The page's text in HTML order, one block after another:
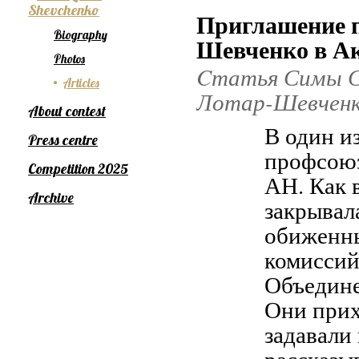
Приглашение
Шевченко в
Cтатья Симы
Лотар-
В один
АН. Как
Они
Shevchenko
Biography
Photos
Articles
About contest
Press centre
Competition 2025
Archive